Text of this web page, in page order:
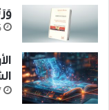
7